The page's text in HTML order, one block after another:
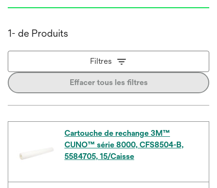
1- de Produits
Filtres
Effacer tous les filtres
Cartouche de rechange 3M™
CUNO™ série 8000, CFS8504-B,
5584705, 15/Caisse